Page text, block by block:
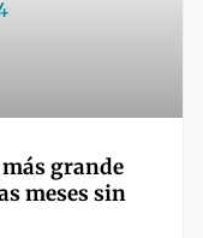
grande
meses sin